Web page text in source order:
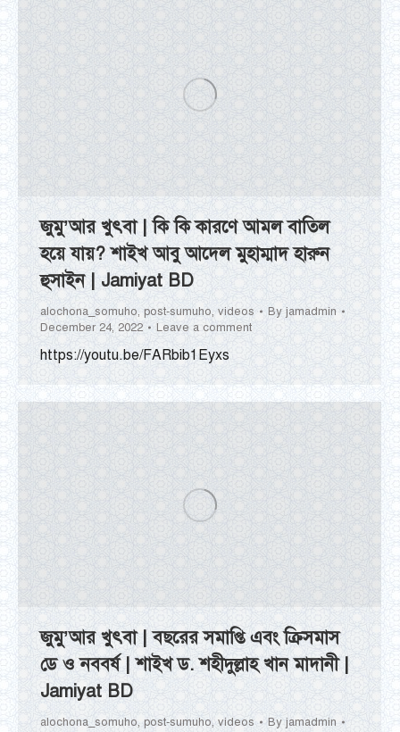
জুমু’আর খুৎবা | কি কি কারণে আমল বাতিল
হয়ে যায়? শাইখ আবু আদেল মুহাম্মাদ হারুন
হুসাইন | Jamiyat BD
alochona_somuho, post-sumuho, videos By jamadmin
December 24, 2022
Leave a comment
https://youtu.be/FARbib1Eyxs
জুমু’আর খুৎবা | বছরের সমাপ্তি এবং ক্রিসমাস
ডে ও নববর্ষ | শাইখ ড. শহীদুল্লাহ খান মাদানী |
Jamiyat BD
alochona_somuho, post-sumuho, videos By jamadmin